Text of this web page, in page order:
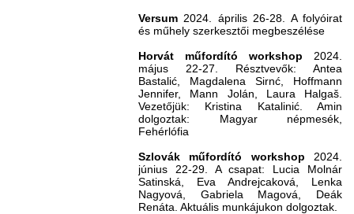
Versum 2024. április 26-28. A folyóirat
és műhely szerkesztői megbeszélése
Horvát műfordító workshop 2024.
május 22-27. Résztvevők: Antea
Bastalić, Magdalena Sirnć, Hoffmann
Jennifer, Mann Jolán, Laura Halgaš.
Vezetőjük: Kristina Katalinić. Amin
dolgoztak: Magyar népmesék,
Fehérlófia
Szlovák műfordító workshop 2024.
június 22-29. A csapat: Lucia Molnár
Satinská, Eva Andrejcaková, Lenka
Nagyová, Gabriela Magová, Deák
Renáta. Aktuális munkájukon dolgoztak.